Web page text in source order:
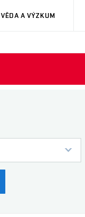
VĚDA A VÝZKUM